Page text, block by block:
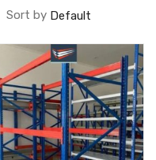
Sort by